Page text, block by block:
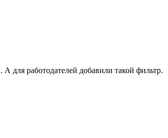
для работодателей добавили такой фильтр.